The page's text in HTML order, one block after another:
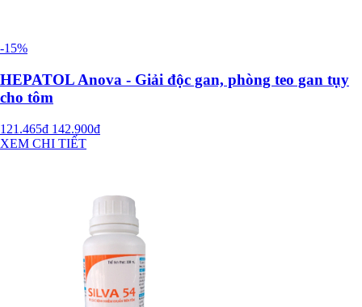
-15%
HEPATOL Anova - Giải độc gan, phòng teo gan tụy
cho tôm
121.465đ 142.900đ
XEM CHI TIẾT